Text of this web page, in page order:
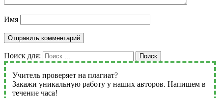
Имя
Поиск для: Поиск
Учитель проверяет на плагиат?
Закажи уникальную работу у наших авторов. Напишем в
течение часа!